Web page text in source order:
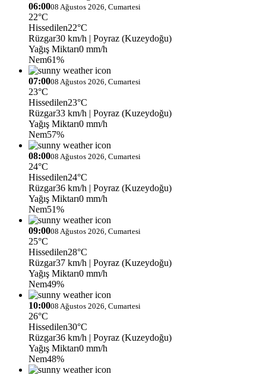
06:0008 Ağustos 2026, Cumartesi
22°C
Hissedilen22°C
Rüzgar30 km/h | Poyraz (Kuzeydoğu)
Yağış Miktarı0 mm/h
Nem61%
07:0008 Ağustos 2026, Cumartesi
23°C
Hissedilen23°C
Rüzgar33 km/h | Poyraz (Kuzeydoğu)
Yağış Miktarı0 mm/h
Nem57%
08:0008 Ağustos 2026, Cumartesi
24°C
Hissedilen24°C
Rüzgar36 km/h | Poyraz (Kuzeydoğu)
Yağış Miktarı0 mm/h
Nem51%
09:0008 Ağustos 2026, Cumartesi
25°C
Hissedilen28°C
Rüzgar37 km/h | Poyraz (Kuzeydoğu)
Yağış Miktarı0 mm/h
Nem49%
10:0008 Ağustos 2026, Cumartesi
26°C
Hissedilen30°C
Rüzgar36 km/h | Poyraz (Kuzeydoğu)
Yağış Miktarı0 mm/h
Nem48%